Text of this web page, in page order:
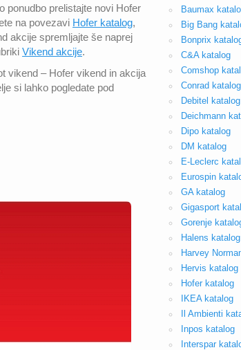
ponudbo prelistajte novi Hofer
na povezavi Hofer katalog,
akcije spremljajte še naprej
Vikend akcije.
vikend – Hofer vikend in akcija
si lahko pogledate pod
Baumax
Big Bang
Bonprix
C&A katalog
Comshop
Conrad katalog
Debitel katalog
Deichmann
Dipo katalog
DM katalog
E-Leclerc
Eurospin
GA katalog
Gigasport
Gorenje
Halens katalog
Harvey
Hervis katalog
Hofer katalog
IKEA katalog
Il Ambienti
Inpos katalog
Interspar